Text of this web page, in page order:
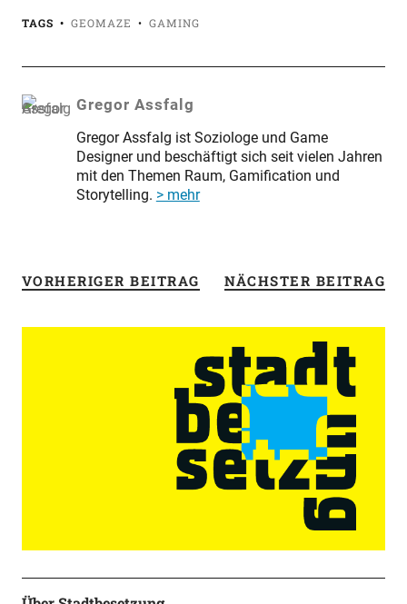
TAGS GEOMAZE GAMING
Gregor Assfalg
Gregor Assfalg ist Soziologe und Game
Designer und beschäftigt sich seit vielen Jahren
mit den Themen Raum, Gamification und
Storytelling. > mehr
VORHERIGER BEITRAG NÄCHSTER BEITRAG